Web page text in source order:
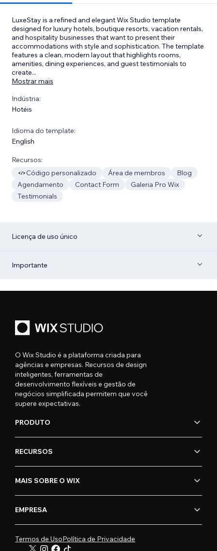
LuxeStay is a refined and elegant Wix Studio template
designed for luxury hotels, boutique resorts, vacation rentals,
and hospitality businesses that want to present their
accommodations with style and sophistication. The template
features a clean, modern layout that highlights rooms,
amenities, dining experiences, and guest testimonials to
create...
Mostrar mais
Indústria:
Hotéis
Idioma do template:
English
Recursos:
Código personalizado
Área de membros
Blog
Agendamento
Contact Form
Galeria Pro Wix
Testimonials
Licença de uso único
Importante
O Wix Studio é a plataforma criada para
agências e empresas. Recursos de design
inteligentes, ferramentas de
desenvolvimento flexíveis e gestão de
negócios simplificada permitem que você
supere expectativas.
PRODUTO
RECURSOS
MAIS SOBRE O WIX
EMPRESA
Termos de UsoPolítica de Privacidade